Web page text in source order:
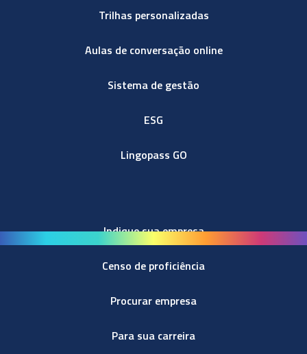
Trilhas personalizadas
Aulas de conversação online
Sistema de gestão
ESG
Lingopass GO
Indique sua empresa
Censo de proficiência
Procurar empresa
Para sua carreira